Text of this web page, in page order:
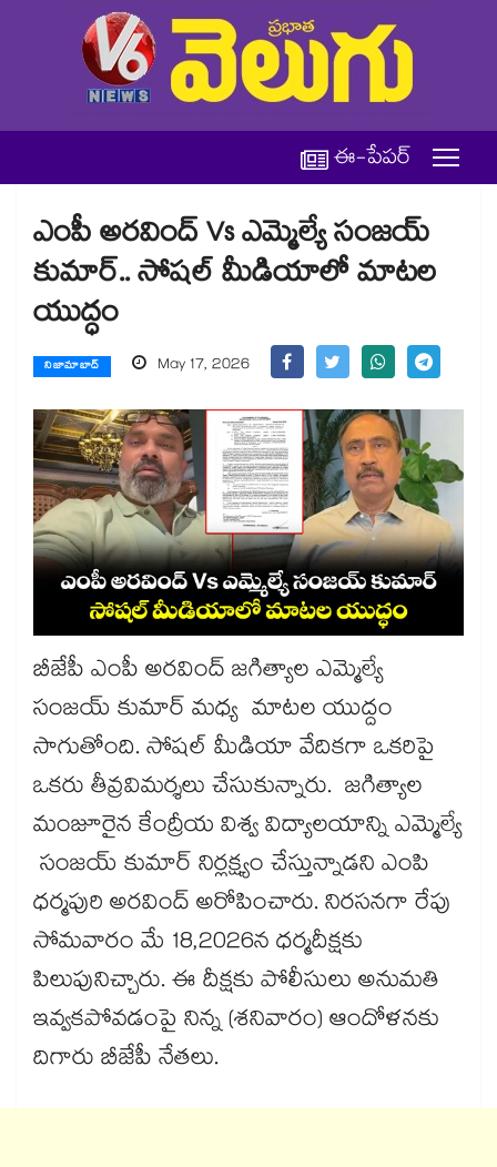
ఈ-పేపర్
ఎంపీ అరవింద్ Vs ఎమ్మెల్యే సంజయ్
కుమార్.. సోషల్ మీడియాలో మాటల
యుద్ధం
నిజామాబాద్ May 17, 2026
బీజేపీ ఎంపీ అరవింద్ జగిత్యాల ఎమ్మెల్యే
సంజయ్ కుమార్ మధ్య మాటల యుద్దం
సాగుతోంది. సోషల్ మీడియా వేదికగా ఒకరిపై
ఒకరు తీవ్రవిమర్శలు చేసుకున్నారు. జగిత్యాల
మంజూరైన కేంద్రీయ విశ్వ విద్యాలయాన్ని ఎమ్మెల్యే
సంజయ్ కుమార్ నిర్లక్ష్యం చేస్తున్నాడని ఎంపి
ధర్మపురి అరవింద్ అరోపించారు. నిరసనగా రేపు
సోమవారం మే 18,2026న ధర్మదీక్షకు
పిలుపునిచ్చారు. ఈ దీక్షకు పోలీసులు అనుమతి
ఇవ్వకపోవడంపై నిన్న (శనివారం) ఆందోళనకు
దిగారు బీజేపీ నేతలు.